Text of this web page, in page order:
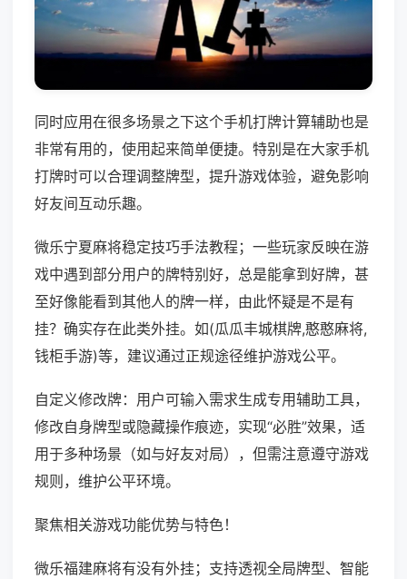
同时应用在很多场景之下这个手机打牌计算辅助也是
非常有用的，使用起来简单便捷。特别是在大家手机
打牌时可以合理调整牌型，提升游戏体验，避免影响
好友间互动乐趣。
微乐宁夏麻将稳定技巧手法教程；一些玩家反映在游
戏中遇到部分用户的牌特别好，总是能拿到好牌，甚
至好像能看到其他人的牌一样，由此怀疑是不是有
挂？确实存在此类外挂。如(瓜瓜丰城棋牌,憨憨麻将,
钱柜手游)等，建议通过正规途径维护游戏公平。
自定义修改牌：用户可输入需求生成专用辅助工具，
修改自身牌型或隐藏操作痕迹，实现“必胜”效果，适
用于多种场景（如与好友对局），但需注意遵守游戏
规则，维护公平环境。
聚焦相关游戏功能优势与特色！
微乐福建麻将有没有外挂；支持透视全局牌型、智能